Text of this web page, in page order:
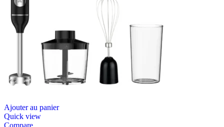
Ajouter au panier
Quick view
Compare